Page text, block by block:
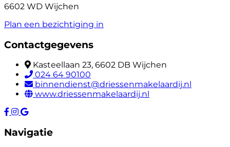
6602 WD Wijchen
Plan een bezichtiging in
Contactgegevens
Kasteellaan 23, 6602 DB Wijchen
024 64 90100
binnendienst@driessenmakelaardij.nl
www.driessenmakelaardij.nl
Navigatie